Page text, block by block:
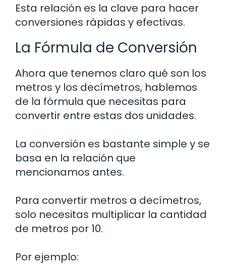
Esta relación es la clave para hacer
conversiones rápidas y efectivas.
La Fórmula de Conversión
Ahora que tenemos claro qué son los
metros y los decímetros, hablemos
de la fórmula que necesitas para
convertir entre estas dos unidades.
La conversión es bastante simple y se
basa en la relación que
mencionamos antes.
Para convertir metros a decímetros,
solo necesitas multiplicar la cantidad
de metros por 10.
Por ejemplo: